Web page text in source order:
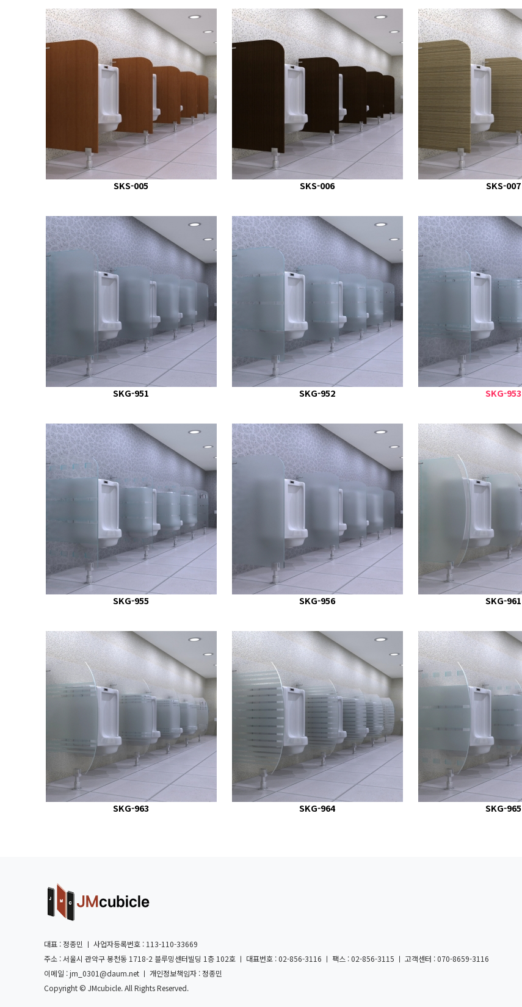
SKS-005 SKS-006 SKS-007
SKG-951 SKG-952 SKG-953
SKG-955 SKG-956 SKG-961
SKG-963 SKG-964 SKG-965
대표 : 정종민 ㅣ 사업자등록번호 : 113-110-33669
주소 : 서울시 관악구 봉천동 1718-2 블루밍센터빌딩 1층 102호 ㅣ 대표번호 : 02-856-3116 ㅣ 팩스 : 02-856-3115 ㅣ 고객센터 : 070-8659-3116
이메일 : jm_0301@daum.net ㅣ 개인정보책임자 : 정종민
Copyright © JMcubicle. All Rights Reserved.